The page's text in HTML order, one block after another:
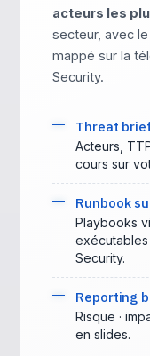
acteurs les
secteur, avec
mappé sur la
Security.
Threat
Acteurs,
cours sur
Runbook
Playbooks
exécutables
Security.
Reporting
Risque ·
en slides.